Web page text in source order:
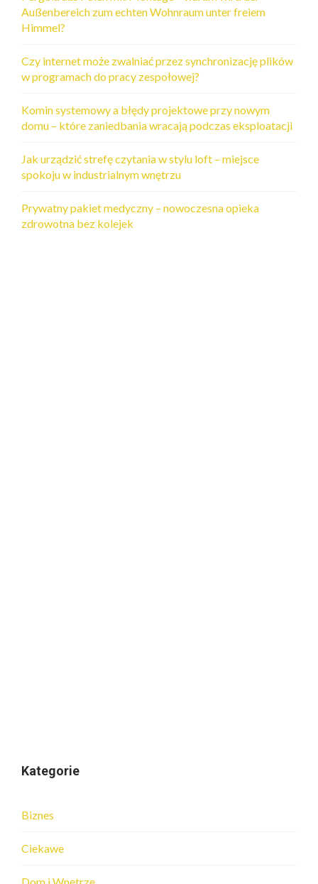
Außenbereich zum echten Wohnraum unter freiem
Himmel?
Czy internet może zwalniać przez synchronizację plików
w programach do pracy zespołowej?
Komin systemowy a błędy projektowe przy nowym
domu – które zaniedbania wracają podczas eksploatacji
Jak urządzić strefę czytania w stylu loft – miejsce
spokoju w industrialnym wnętrzu
Prywatny pakiet medyczny – nowoczesna opieka
zdrowotna bez kolejek
Kategorie
Biznes
Ciekawe